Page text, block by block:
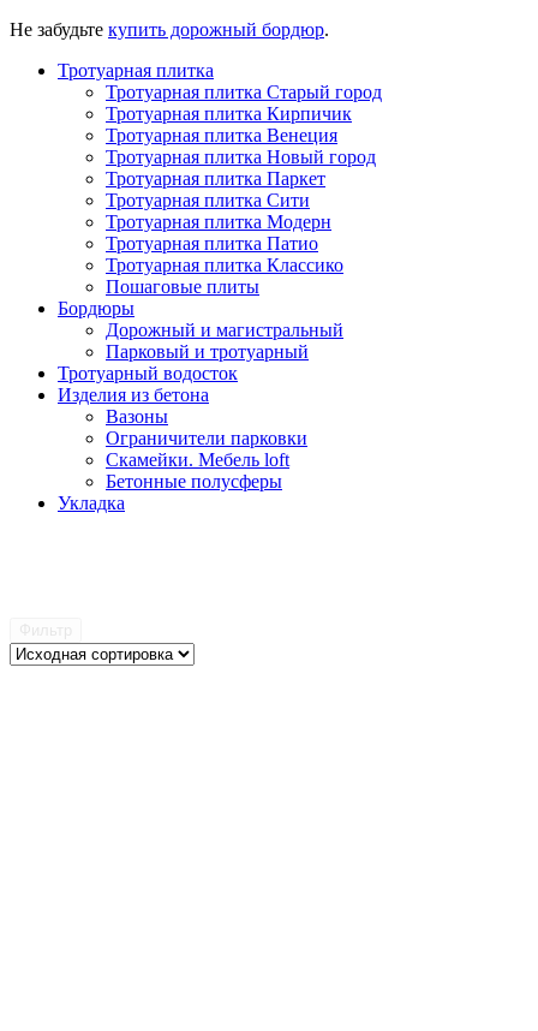
Не забудьте купить дорожный бордюр.
Тротуарная плитка
Тротуарная плитка Старый город
Тротуарная плитка Кирпичик
Тротуарная плитка Венеция
Тротуарная плитка Новый город
Тротуарная плитка Паркет
Тротуарная плитка Сити
Тротуарная плитка Модерн
Тротуарная плитка Патио
Тротуарная плитка Классико
Пошаговые плиты
Бордюры
Дорожный и магистральный
Парковый и тротуарный
Тротуарный водосток
Изделия из бетона
Вазоны
Ограничители парковки
Скамейки. Мебель loft
Бетонные полусферы
Укладка